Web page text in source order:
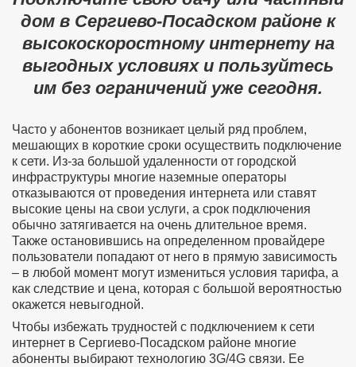
дом в Сергиево-Посадском районе к
высокоскоростному интернету на
выгодных условиях и пользуйтесь
им без ограничений уже сегодня.
Часто у абонентов возникает целый ряд проблем,
мешающих в короткие сроки осуществить подключение
к сети. Из-за большой удаленности от городской
инфраструктуры многие наземные операторы
отказываются от проведения интернета или ставят
высокие цены на свои услуги, а срок подключения
обычно затягивается на очень длительное время.
Также остановившись на определенном провайдере
пользователи попадают от него в прямую зависимость
– в любой момент могут измениться условия тарифа, а
как следствие и цена, которая с большой вероятностью
окажется невыгодной.
Чтобы избежать трудностей с подключением к сети
интернет в Сергиево-Посадском районе многие
абоненты выбирают технологию 3G/4G связи. Ее